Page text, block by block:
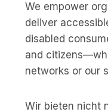
We empower
deliver
disabled
and
networks or our
Wir bieten nicht